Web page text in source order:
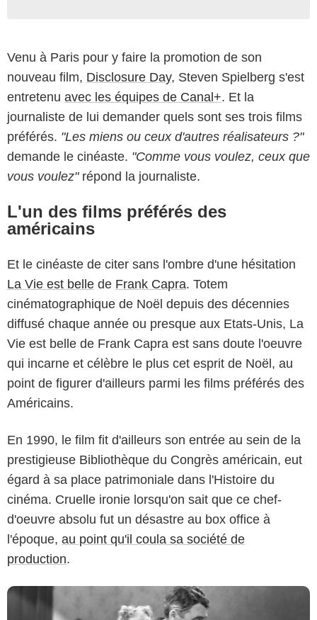
Venu à Paris pour y faire la promotion de son
nouveau film, Disclosure Day, Steven Spielberg s'est
entretenu avec les équipes de Canal+. Et la
journaliste de lui demander quels sont ses trois films
préférés. "Les miens ou ceux d'autres réalisateurs ?"
demande le cinéaste. "Comme vous voulez, ceux que
vous voulez"répond la journaliste.
L'un des films préférés des
américains
Et le cinéaste de citer sans l'ombre d'une hésitation
La Vie est belle de Frank Capra. Totem
cinématographique de Noël depuis des décennies
diffusé chaque année ou presque aux Etats-Unis, La
Vie est belle de Frank Capra est sans doute l'oeuvre
qui incarne et célèbre le plus cet esprit de Noël, au
point de figurer d'ailleurs parmi les films préférés des
Américains.
En 1990, le film fit d'ailleurs son entrée au sein de la
prestigieuse Bibliothèque du Congrès américain, eut
égard à sa place patrimoniale dans l'Histoire du
cinéma. Cruelle ironie lorsqu'on sait que ce chef-
d'oeuvre absolu fut un désastre au box office à
l'époque, au point qu'il coula sa société de
production.
RKO